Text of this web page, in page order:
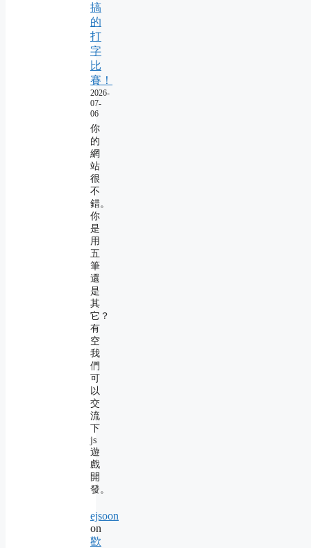
搞
的
打
字
比
賽！
2026-
07-
06
你
的
網
站
很
不
錯。
你
是
用
五
筆
還
是
其
它？
有
空
我
們
可
以
交
流
下
js
遊
戲
開
發。
ejsoon
on
歡